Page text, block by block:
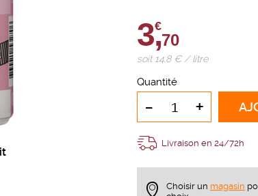
3,
€
70
soit 14,8 € / litre
Quantité
- +
Livraison en 24/72h
Choisir un magasin